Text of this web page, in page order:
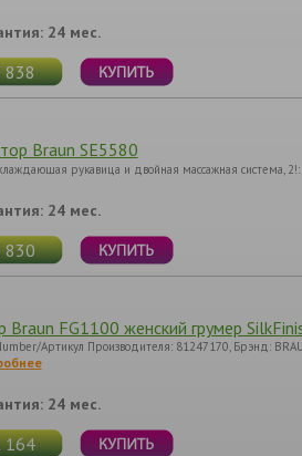
24 мес.
838
Braun SE5580
рукавица и двойная массажная системa,
24 мес.
830
Braun FG1100 женский грумер
Артикул Производителя: 81247170, Брэнд:
24 мес.
164